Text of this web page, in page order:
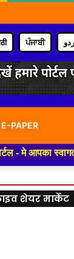
ਪੰਜਾਬੀ
E-PAPER
स्वागत हैं ,यहाँ
शेयर मार्केट